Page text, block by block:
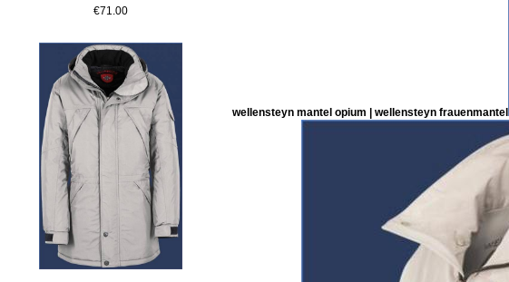
€71.00
wellensteyn mantel opium | wellensteyn frauenmantel